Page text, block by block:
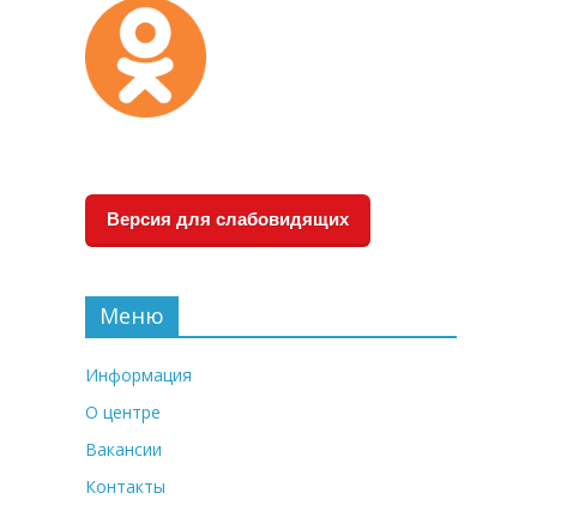
Версия для слабовидящих
Меню
Информация
О центре
Вакансии
Контакты